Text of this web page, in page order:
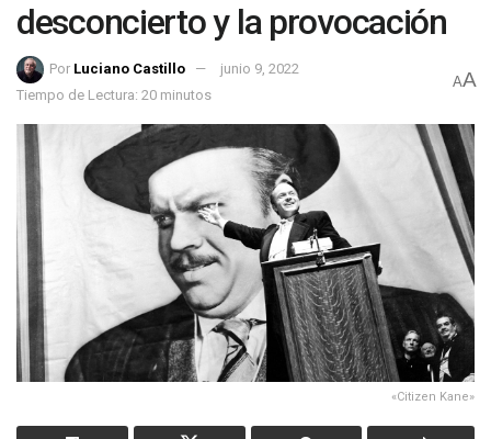
desconcierto y la provocación
Por Luciano Castillo
junio 9, 2022
Tiempo de Lectura: 20 minutos
AA
«Citizen Kane»